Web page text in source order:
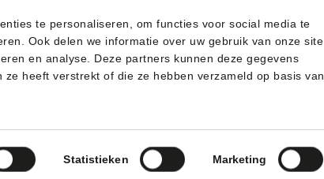
te personaliseren, om functies voor social media te
Ook delen we informatie over uw gebruik van onze site
en analyse. Deze partners kunnen deze gegevens
heeft verstrekt of die ze hebben verzameld op basis van
Statistieken Marketing
voorwaardenPrivacybeleid